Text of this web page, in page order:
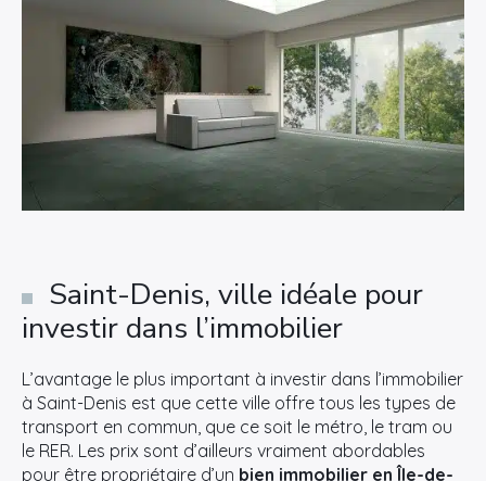
Saint-Denis, ville idéale pour
investir dans l’immobilier
L’avantage le plus important à investir dans l’immobilier
à Saint-Denis est que cette ville offre tous les types de
transport en commun, que ce soit le métro, le tram ou
le RER. Les prix sont d’ailleurs vraiment abordables
pour être propriétaire d’un bien immobilier en Île-de-